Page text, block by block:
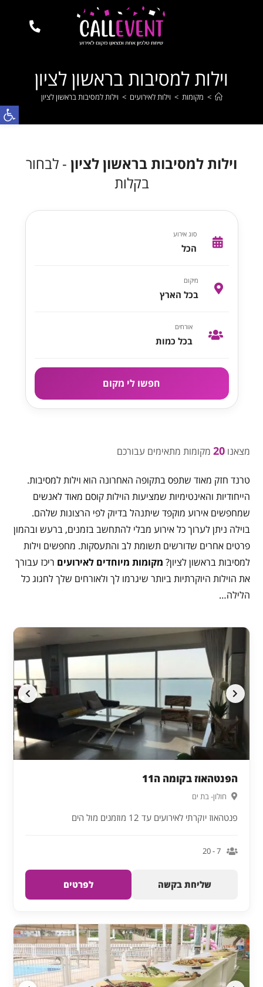
וילות למסיבות בראשון לציון
> מקומות > וילות לאירועים > וילות למסיבות בראשון לציון
וילות למסיבות בראשון לציון - לבחור
בקלות
סוג אירוע
הכל
מיקום
בכל הארץ
אורחים
בכל כמות
חפשו לי מקום
מצאנו20 מקומות מתאימים עבורכם
טרנד חזק מאוד שתפס בתקופה האחרונה הוא וילות למסיבות.
הייחודיות והאינטימיות שמציעות הוילות קוסם מאוד לאנשים
שמחפשים אירוע מוקפד שיתנהל בדיוק לפי הרצונות שלהם.
בוילה ניתן לערוך כל אירוע מבלי להתחשב בזמנים, ברעש ובהמון
פרטים אחרים שדורשים תשומת לב והתעסקות. מחפשים וילות
למסיבות בראשון לציון? מקומות מיוחדים לאירועים ריכז עבורך
את הוילות היוקרתיות ביותר שיגרמו לך ולאורחים שלך לחגוג כל
הלילה…
הפנטהאוז בקומה ה11
חולון- בת ים
פנטהאוז יוקרתי לאירועים עד 12 מוזמנים מול הים
7 - 20
שליחת בקשה לפרטים